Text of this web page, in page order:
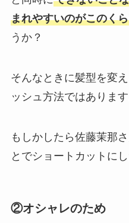
まれやすいのがこのく
うか？
そんなときに髪型を変
ッシュ方法ではあります
もしかしたら佐藤茉那
とでショートカットに
②オシャレのため